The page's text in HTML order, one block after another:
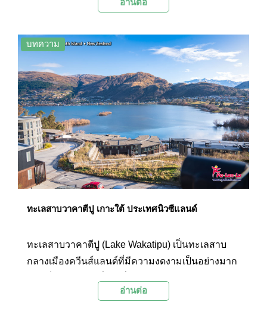
ประเภท เช่น สนามเด็กเล่น สนามเทนนิส ลานโบว์ลิ่ง
และสนามกอล์ฟ นอกจากนี้ยังมีทิวทัศน์ที่สวยงาม
ของภูเขาและทะเลสาบวาคาตีปู และพื้นที่
สันทนาการให้เดินเล่น ขี่จักรยาน และปิกนิก
ท่ามกลางความร่มรื่นของต้นสนดักลาสขนาดใหญ่ที่
ปลูกไว้หลายต้นในสวนแห่งนี้
อ่านต่อ
บทความ
ทะเลสาบวาคาตีปู เกาะใต้ ประเทศนิวซีแลนด์
ทะเลสาบวาคาตีปู (Lake Wakatipu) เป็นทะเลสาบ
กลางเมืองควีนส์แลนด์ที่มีความงดงามเป็นอย่างมาก
อีกด้วย ไฮไลท์ของทะเลสาบวาคาตีปูคือทิวทัศน์
อ่านต่อ